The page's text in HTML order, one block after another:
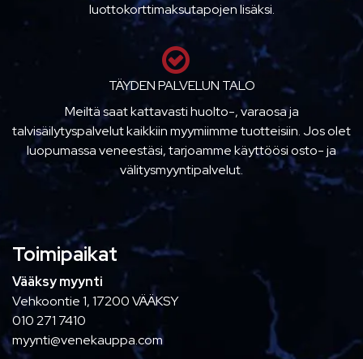
luottokorttimaksutapojen lisäksi.
TÄYDEN PALVELUN TALO
Meiltä saat kattavasti huolto-, varaosa ja
talvisäilytyspalvelut kaikkiin myymiimme tuotteisiin. Jos olet
luopumassa veneestäsi, tarjoamme käyttöösi osto- ja
välitysmyyntipalvelut.
Toimipaikat
Vääksy myynti
Vehkoontie 1, 17200 VÄÄKSY
010 271 7410
myynti@venekauppa.com